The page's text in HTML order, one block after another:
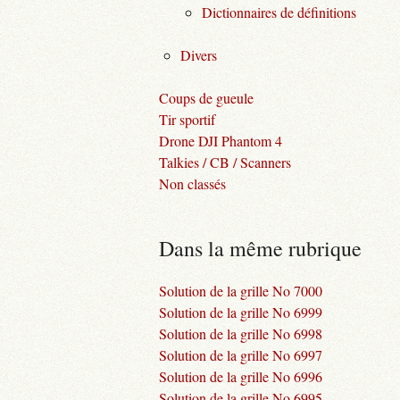
Dictionnaires de définitions
Divers
Coups de gueule
Tir sportif
Drone DJI Phantom 4
Talkies / CB / Scanners
Non classés
Dans la même rubrique
Solution de la grille No 7000
Solution de la grille No 6999
Solution de la grille No 6998
Solution de la grille No 6997
Solution de la grille No 6996